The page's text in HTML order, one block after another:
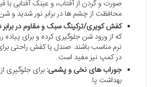
محافظت از چشم ها در برابر نور شدید و
کفش کویری/ترکینگ سبک و مقاوم در
که از ورود شن جلوگیری کرده و برای
نرم مناسب باشند. صندل یا کفش راحتی
در کمپ نیز مفید است.
جوراب های نخی و پشمی: برای جلوگیری
بهداشت پا.